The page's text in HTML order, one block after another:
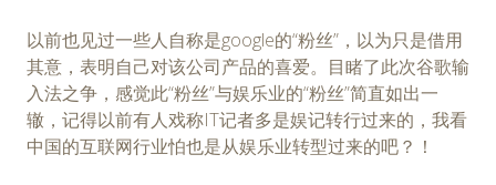
以前也见过一些人自称是google的“粉丝”，以为只是借用
其意，表明自己对该公司产品的喜爱。目睹了此次谷歌输
入法之争，感觉此“粉丝”与娱乐业的“粉丝”简直如出一
辙，记得以前有人戏称IT记者多是娱记转行过来的，我看
中国的互联网行业怕也是从娱乐业转型过来的吧？！